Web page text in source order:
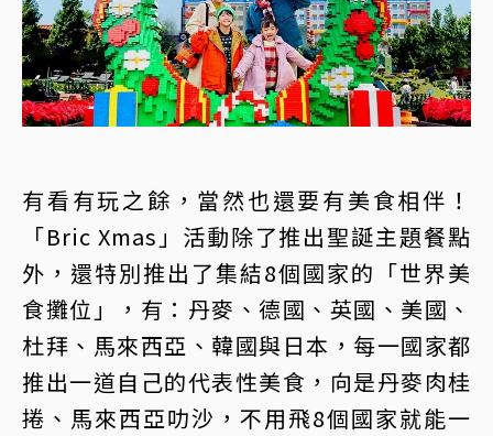
有看有玩之餘，當然也還要有美食相伴！
「Bric Xmas」活動除了推出聖誕主題餐點
外，還特別推出了集結8個國家的「世界美
食攤位」，有：丹麥、德國、英國、美國、
杜拜、馬來西亞、韓國與日本，每一國家都
推出一道自己的代表性美食，向是丹麥肉桂
捲、馬來西亞叻沙，不用飛8個國家就能一